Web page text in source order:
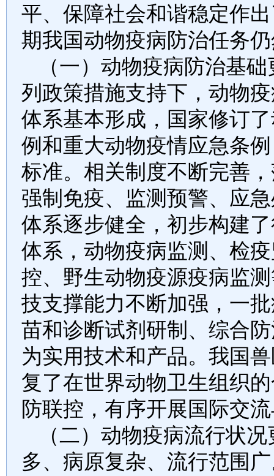
平、保障社会和谐稳定作
期我国动物疫病防治任务
（一）动物疫病防治基
列政策措施支持下，动物
体系基本形成，国家修订
例和重大动物疫情应急条
标准。相关制度不断完善
强制免疫、监测预警、应
体系逐步健全，初步构建
体系，动物疫病监测、检
控、野生动物疫源疫病监
技支撑能力不断加强，一
苗和诊断试剂研制、综合
为实用技术和产品。我国
复了在世界动物卫生组织
防联控，有序开展国际交
（二）动物疫病流行状
多、病原复杂、流行范围